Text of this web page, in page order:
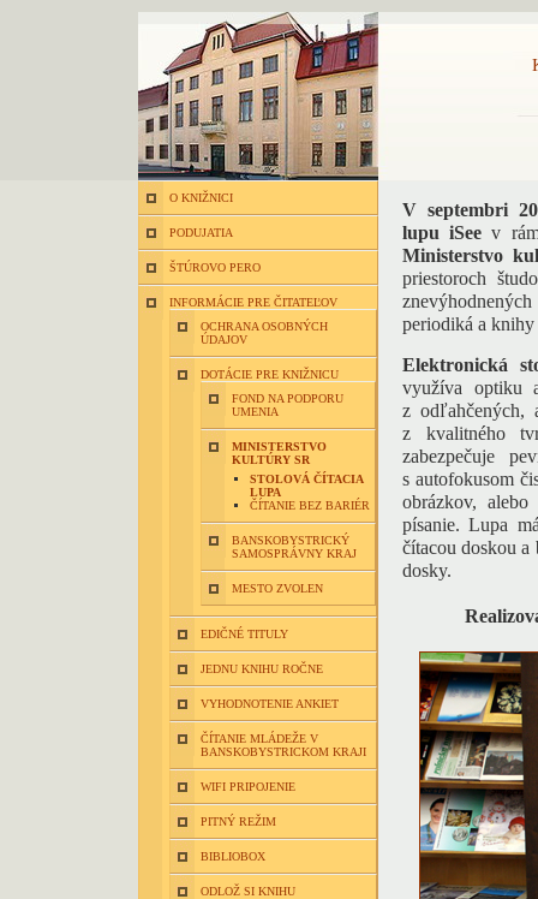
O KNIŽNICI
PODUJATIA
ŠTÚROVO PERO
INFORMÁCIE PRE ČITATEĽOV
OCHRANA OSOBNÝCH
ÚDAJOV
DOTÁCIE PRE KNIŽNICU
FOND NA PODPORU
UMENIA
MINISTERSTVO
KULTÚRY SR
STOLOVÁ ČÍTACIA
LUPA
ČÍTANIE BEZ BARIÉR
BANSKOBYSTRICKÝ
SAMOSPRÁVNY KRAJ
MESTO ZVOLEN
EDIČNÉ TITULY
JEDNU KNIHU ROČNE
VYHODNOTENIE ANKIET
ČÍTANIE MLÁDEŽE V
BANSKOBYSTRICKOM KRAJI
WIFI PRIPOJENIE
PITNÝ REŽIM
BIBLIOBOX
ODLOŽ SI KNIHU
V septembri
lupu iSee v
Ministerstvo
priestoroch
periodiká a
Elektronická
využíva optiku
z odľahčených,
z kvalitného
zabezpečuje
s autofokusom
obrázkov,
písanie. Lupa
čítacou doskou a
dosky.